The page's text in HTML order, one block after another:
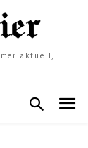
aktuell,